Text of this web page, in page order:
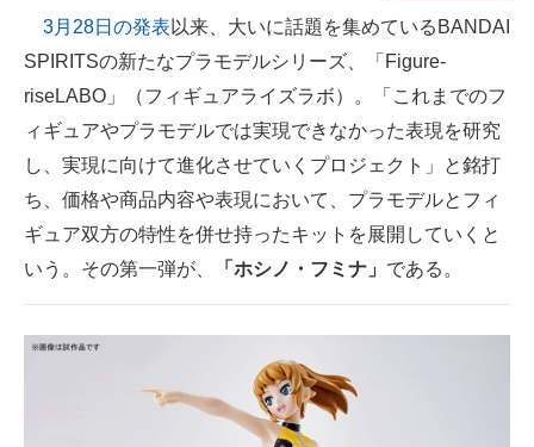
スマホと通信の最新トレンド
進化するPCとデバイスの未来
好きが集まる 比べて選べる
ビジネスと働き方のヒント
企業ITのトレンドを詳説
経営リーダーのコミュニティ
3月28日の発表 以来、大いに話題を集めているBANDAI
SPIRITSの新たなプラモデルシリーズ、「Figure-
riseLABO」（フィギュアライズラボ）。「これまでのフ
ィギュアやプラモデルでは実現できなかった表現を研究
し、実現に向けて進化させていくプロジェクト」と銘打
ち、価格や商品内容や表現において、プラモデルとフィ
ギュア双方の特性を併せ持ったキットを展開していくと
いう。その第一弾が、
「ホシノ・フミナ」 である。